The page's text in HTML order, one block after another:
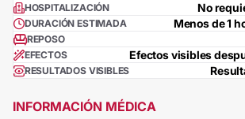
HOSPITALIZACIÓN No
DURACIÓN ESTIMADA Menos de 1
REPOSO
EFECTOS Efectos visibles
RESULTADOS VISIBLES
INFORMACIÓN MÉDICA